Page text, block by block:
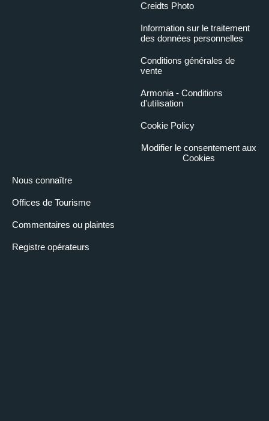
Nous connaître
Offices de Tourisme
Commentaires ou plaintes
Registre opérateurs
Creidts Photo
Information sur le traitement
des données personnelles
Conditions générales de
vente
Armonia - Conditions
d'utilisation
Cookie Policy
Modifier le consentement aux
Cookies